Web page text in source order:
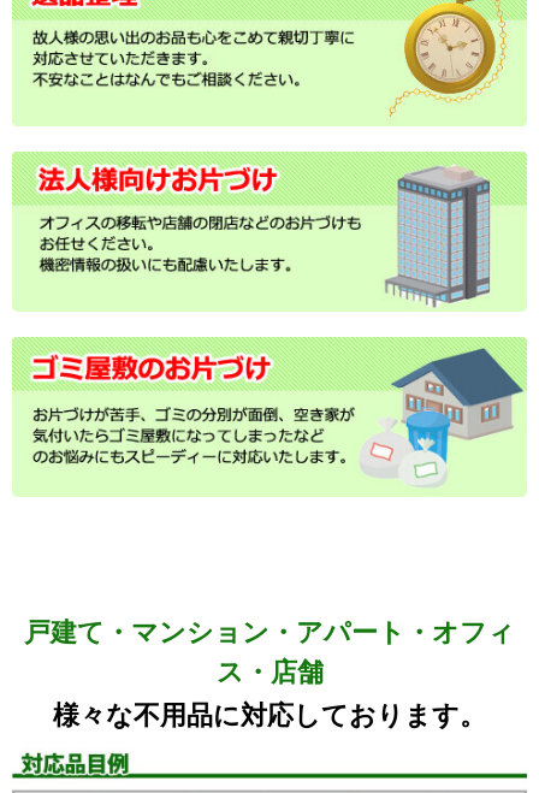
戸建て・マンション・アパート・オフィ
ス・店舗
様々な不用品に対応しております。